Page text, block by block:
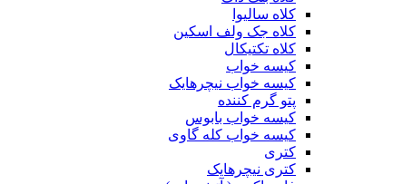
کلاه سالیوا
کلاه جک‌ ولف‌ اسکین
کلاه تکتیکال
کیسه خواب
کیسه خواب نیچرهایک
پتو گرم کننده
کیسه خواب بابوس
کیسه خواب کله گاوی
کتری
کتری نیچرهایک